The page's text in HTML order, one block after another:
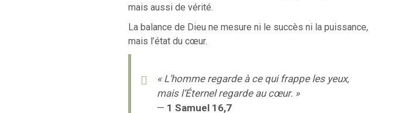
mais aussi de vérité.
La balance de Dieu ne mesure ni le succès ni la puissance,
mais l’état du cœur.
« L’homme regarde à ce qui frappe les yeux,
mais l’Éternel regarde au cœur. »
— 1 Samuel 16,7